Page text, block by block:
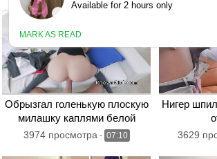
Обрызгал голенькую плоскую
милашку каплями белой
спермы
3974 просмотра- 07:10
Нигер
3629